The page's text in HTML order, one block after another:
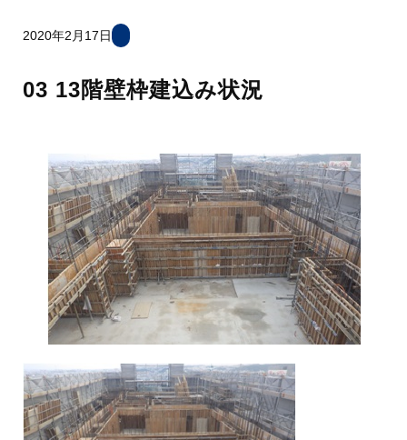
2020年2月17日
03 13階壁枠建込み状況